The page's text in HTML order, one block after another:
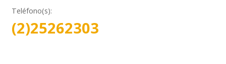
Teléfono(s):
(2)25262303